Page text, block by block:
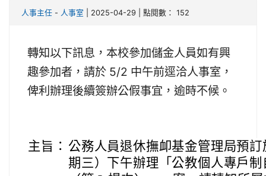
人事主任 - 人事室 | 2025-04-29 | 點閱數： 152
轉知以下訊息，本校參加儲金人員如有興
趣參加者，請於 5/2 中午前逕洽人事室，
俾利辦理後續簽辦公假事宜，逾時不候。
主旨： 公務人員退休撫卹基金管理局預
期三）下午辦理「公教個人專戶